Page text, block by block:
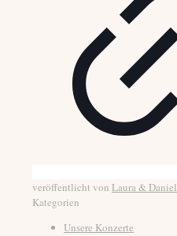
veröffentlicht von Laura & Daniel
Kategorien
Unsere Konzerte